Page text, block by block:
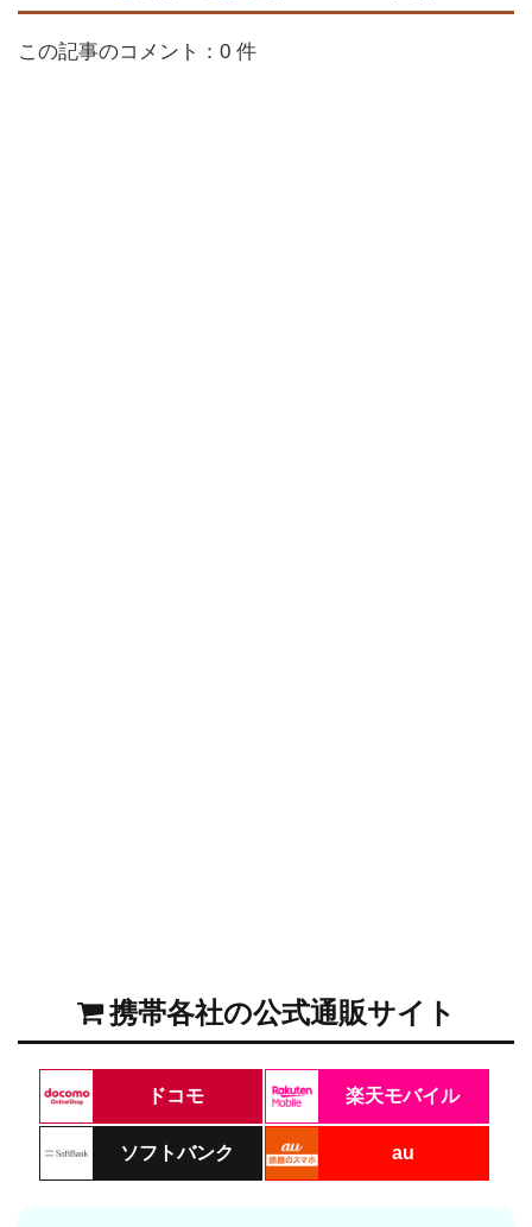
この記事のコメント：0 件
携帯各社の公式通販サイト
ドコモ 楽天モバイル
ソフトバンク au